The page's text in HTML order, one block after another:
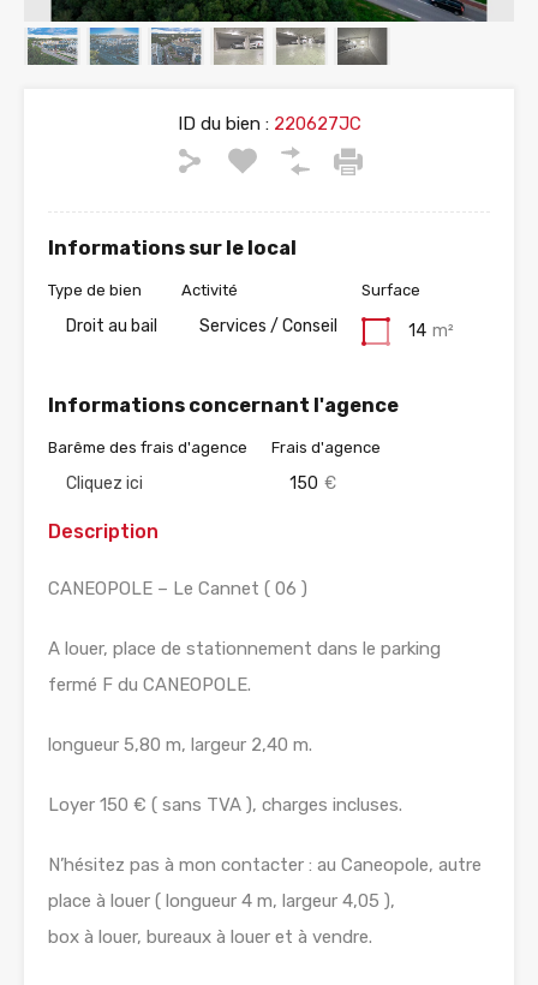
ID du bien :220627JC
Informations sur le local
Type de bien
Droit au bail
Activité
Services / Conseil
Surface
14 m²
Informations concernant l'agence
Barême des frais d'agence
Cliquez ici
Frais d'agence
150 €
Description
CANEOPOLE – Le Cannet ( 06 )
A louer, place de stationnement dans le parking
fermé F du CANEOPOLE.
longueur 5,80 m, largeur 2,40 m.
Loyer 150 € ( sans TVA ), charges incluses.
N’hésitez pas à mon contacter : au Caneopole, autre
place à louer ( longueur 4 m, largeur 4,05 ),
box à louer, bureaux à louer et à vendre.